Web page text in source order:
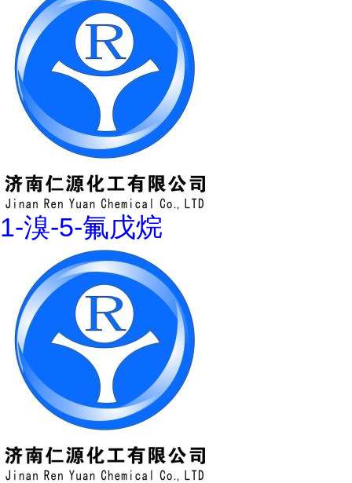
1-溴-5-氟戊烷